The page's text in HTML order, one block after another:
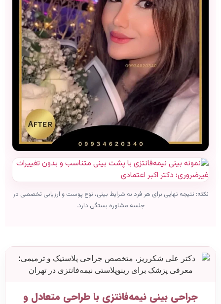
نکته: نتیجه نهایی برای هر فرد به شرایط بینی، نوع پوست و ارزیابی تخصصی در
جلسه مشاوره بستگی دارد.
جراحی بینی نیمه‌فانتزی با طراحی متعادل و